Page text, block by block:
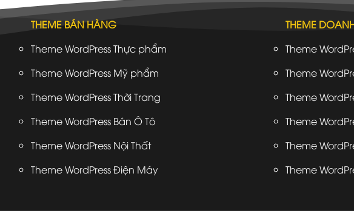
THEME BÁN HÀNG
Theme WordPress Thực phẩm
Theme WordPress Mỹ phẩm
Theme WordPress Thời Trang
Theme WordPress Bán Ô Tô
Theme WordPress Nội Thất
Theme WordPress Điện Máy
THEME
Theme
Theme
Theme
Theme
Theme
Theme